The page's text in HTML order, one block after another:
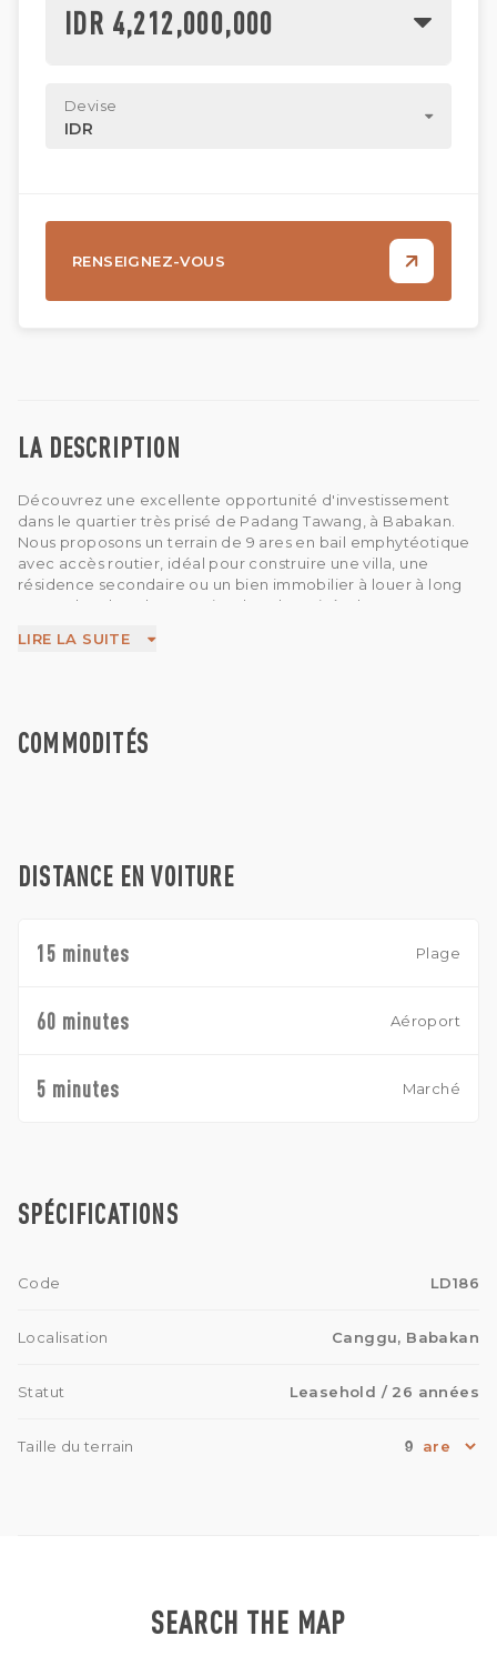
LA DESCRIPTION
Découvrez une excellente opportunité d'investissement
dans le quartier très prisé de Padang Tawang, à Babakan.
Nous proposons un terrain de 9 ares en bail emphytéotique
avec accès routier, idéal pour construire une villa, une
résidence secondaire ou un bien immobilier à louer à long
terme dans l'un des quartiers les plus prisés de Canggu.
en parcelles plus petites de 4,5 ares, 3 ares ou 6 ares, ce qui
pour les futurs occupants.
Situé dans un quartier résidentiel et d'investissement en
LIRE LA SUITE
COMMODITÉS
DISTANCE EN VOITURE
15 minutes Plage
60 minutes Aéroport
5 minutes Marché
SPÉCIFICATIONS
Code LD186
Localisation Canggu, Babakan
Statut Leasehold / 26 années
Taille du terrain 9
IDR 4,212,000,000
Devise
IDR
RENSEIGNEZ-VOUS
SEARCH THE MAP